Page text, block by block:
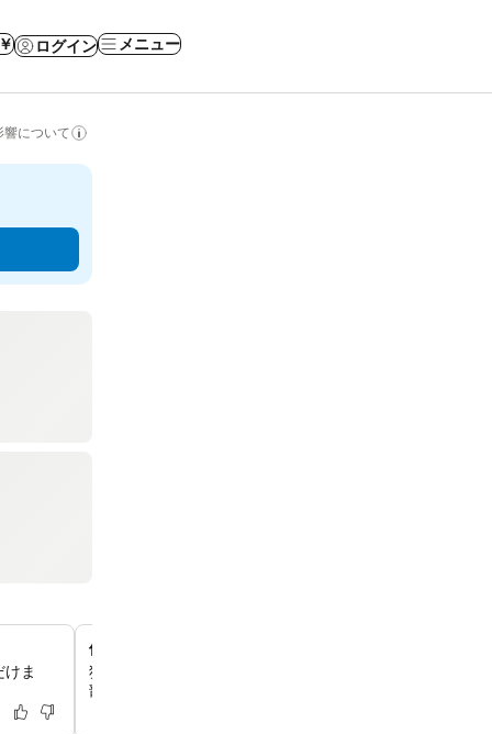
ログイン メニュー
について
ま
個性豊かな客室タイプ
独立したリビングルームやプライベートなバルコニー、
部屋など、魅力的な客室のレイアウトをご体験いただけ